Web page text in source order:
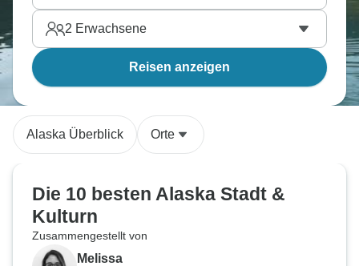
2 Erwachsene
Reisen anzeigen
Alaska Überblick Orte
Die 10 besten Alaska Stadt &
Kulturn
Zusammengestellt von
Melissa